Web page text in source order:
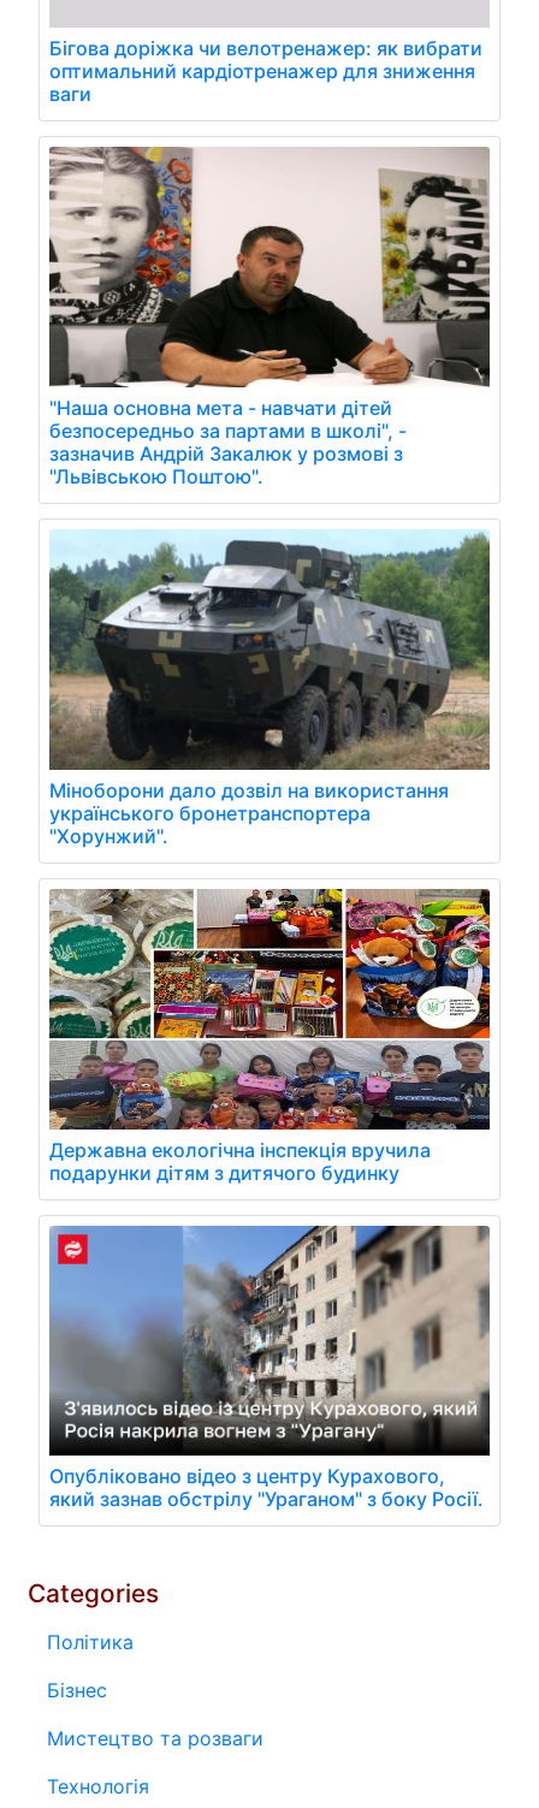
Бігова доріжка чи велотренажер: як вибрати
оптимальний кардіотренажер для зниження
ваги
"Наша основна мета - навчати дітей
безпосередньо за партами в школі", -
зазначив Андрій Закалюк у розмові з
"Львівською Поштою".
Міноборони дало дозвіл на використання
українського бронетранспортера
"Хорунжий".
Державна екологічна інспекція вручила
подарунки дітям з дитячого будинку
Опубліковано відео з центру Курахового,
який зазнав обстрілу "Ураганом" з боку Росії.
Categories
Політика
Бізнес
Мистецтво та розваги
Технологія